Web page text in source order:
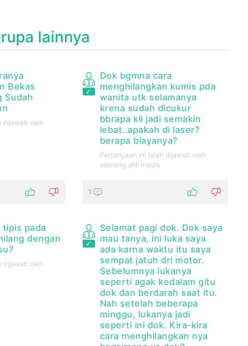
lainnya
Bekas
Sudah
dijawab oleh
Dok bgmna cara
menghilangkan kumis pda
wanita utk selamanya
krena sudah dicukur
bbrapa kli jadi semakin
lebat..apakah di laser?
berapa biayanya?
Pertanyaan ini telah dijawab oleh
seorang ahli medis
1
tipis pada
dengan
dijawab oleh
Selamat pagi dok. Dok saya
mau tanya, ini luka saya
ada karna waktu itu saya
sempat jatuh dri motor.
Sebelumnya lukanya
seperti agak kedalam gitu
dok dan berdarah saat itu.
Nah setelah beberapa
minggu, lukanya jadi
seperti ini dok. Kira-kira
cara menghilangkan nya